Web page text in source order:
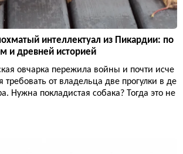
интеллектуал из Пикардии: по
и древней историей
овчарка пережила войны и почти исче
требовать от владельца две прогулки в де
Нужна покладистая собака? Тогда это не